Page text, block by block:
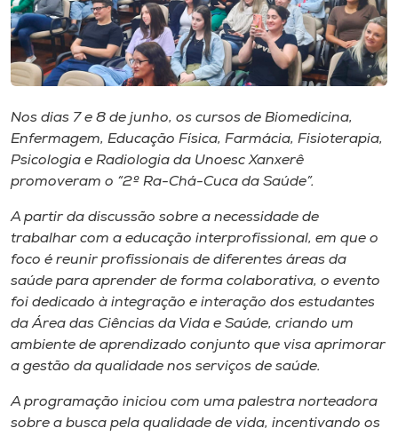
Cultura
CPA
Biblioteca
Editora
Rádio
Museu
Unoesc
Store
Nos dias 7 e 8 de junho, os cursos de Biomedicina,
Enfermagem, Educação Física, Farmácia, Fisioterapia,
Psicologia e Radiologia da Unoesc Xanxerê
promoveram o “2º Ra-Chá-Cuca da Saúde”.
A partir da discussão sobre a necessidade de
trabalhar com a educação interprofissional, em que o
foco é reunir profissionais de diferentes áreas da
saúde para aprender de forma colaborativa, o evento
foi dedicado à integração e interação dos estudantes
da Área das Ciências da Vida e Saúde, criando um
ambiente de aprendizado conjunto que visa aprimorar
a gestão da qualidade nos serviços de saúde.
A programação iniciou com uma palestra norteadora
sobre a busca pela qualidade de vida, incentivando os